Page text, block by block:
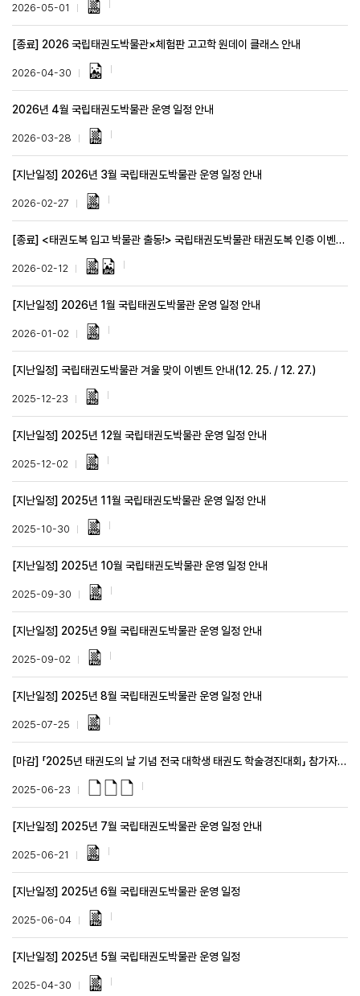
2026-05-01
[종료] 2026 국립태권도박물관×체험판 고고학 원데이 클래스 안내
2026-04-30
2026년 4월 국립태권도박물관 운영 일정 안내
2026-03-28
[지난일정] 2026년 3월 국립태권도박물관 운영 일정 안내
2026-02-27
[종료] <태권도복 입고 박물관 출동!> 국립태권도박물관 태권도복 인증 이벤트 안내(2. 14. ~ 3.2.)
2026-02-12
[지난일정] 2026년 1월 국립태권도박물관 운영 일정 안내
2026-01-02
[지난일정] 국립태권도박물관 겨울 맞이 이벤트 안내(12. 25. / 12. 27.)
2025-12-23
[지난일정] 2025년 12월 국립태권도박물관 운영 일정 안내
2025-12-02
[지난일정] 2025년 11월 국립태권도박물관 운영 일정 안내
2025-10-30
[지난일정] 2025년 10월 국립태권도박물관 운영 일정 안내
2025-09-30
[지난일정] 2025년 9월 국립태권도박물관 운영 일정 안내
2025-09-02
[지난일정] 2025년 8월 국립태권도박물관 운영 일정 안내
2025-07-25
[마감] 「2025년 태권도의 날 기념 전국 대학생 태권도 학술경진대회」 참가자 모집
2025-06-23
[지난일정] 2025년 7월 국립태권도박물관 운영 일정 안내
2025-06-21
[지난일정] 2025년 6월 국립태권도박물관 운영 일정
2025-06-04
[지난일정] 2025년 5월 국립태권도박물관 운영 일정
2025-04-30